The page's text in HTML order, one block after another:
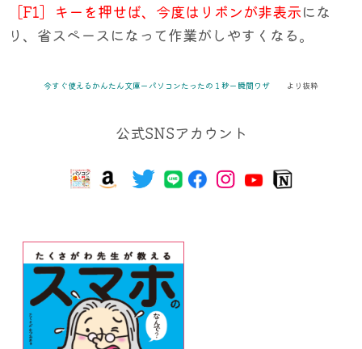
［F1］キーを押せば、今度はリボンが非表示にな
り、省スペースになって作業がしやすくなる。
今すぐ使えるかんたん文庫ーパソコンたったの１秒ー瞬間ワザ より抜粋
公式SNSアカウント